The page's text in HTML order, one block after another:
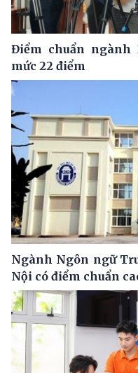
Điểm chuẩn ngành
mức 22 điểm
Ngành Ngôn ngữ
Nội có điểm chuẩn